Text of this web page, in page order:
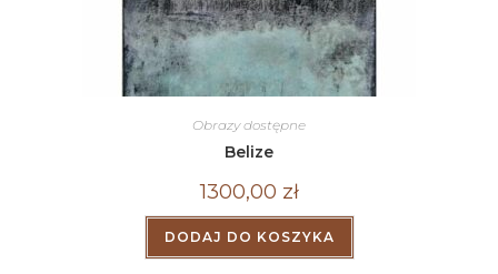
Obrazy dostępne
Belize
1300,00 zł
DODAJ DO KOSZYKA